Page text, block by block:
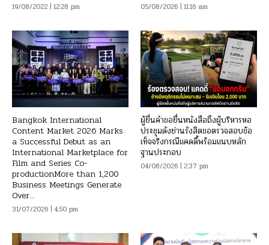
19/08/2022 | 12:28 pm 05/08/2026 | 11:16 am
Bangkok International
Content Market 2026 Marks
a Successful Debut as an
International Marketplace for
Film and Series Co-
productionMore than 1,200
Business Meetings Generate
Over...
31/07/2026 | 4:50 pm
ผู้ยื่นคำขอยื่นหนังสือถึงผู้บริหารหอ
ประชุมดังย่านรังสิตขอตรวจสอบข้อ
เท็จจริงกรณีแคดดี้พร้อมแนบหลัก
ฐานประกอบ
04/08/2026 | 2:37 pm